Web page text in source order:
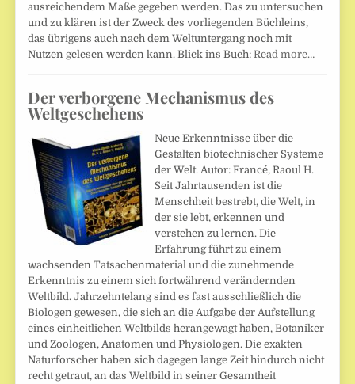
ausreichendem Maße gegeben werden. Das zu untersuchen
und zu klären ist der Zweck des vorliegenden Büchleins,
das übrigens auch nach dem Weltuntergang noch mit
Nutzen gelesen werden kann. Blick ins Buch:Read more…
Der verborgene Mechanismus des
Weltgeschehens
Neue Erkenntnisse über die
Gestalten biotechnischer Systeme
der Welt. Autor: Francé, Raoul H.
Seit Jahrtausenden ist die
Menschheit bestrebt, die Welt, in
der sie lebt, erkennen und
verstehen zu lernen. Die
Erfahrung führt zu einem
wachsenden Tatsachenmaterial und die zunehmende
Erkenntnis zu einem sich fortwährend verändernden
Weltbild. Jahrzehntelang sind es fast ausschließlich die
Biologen gewesen, die sich an die Aufgabe der Aufstellung
eines einheitlichen Weltbilds herangewagt haben, Botaniker
und Zoologen, Anatomen und Physiologen. Die exakten
Naturforscher haben sich dagegen lange Zeit hindurch nicht
recht getraut, an das Weltbild in seiner Gesamtheit